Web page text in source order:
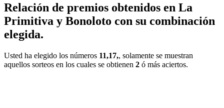
Relación de premios obtenidos en La
Primitiva y Bonoloto con su combinación
elegida.
Usted ha elegido los números 11,17,, solamente se muestran
aquellos sorteos en los cuales se obtienen 2 ó más aciertos.